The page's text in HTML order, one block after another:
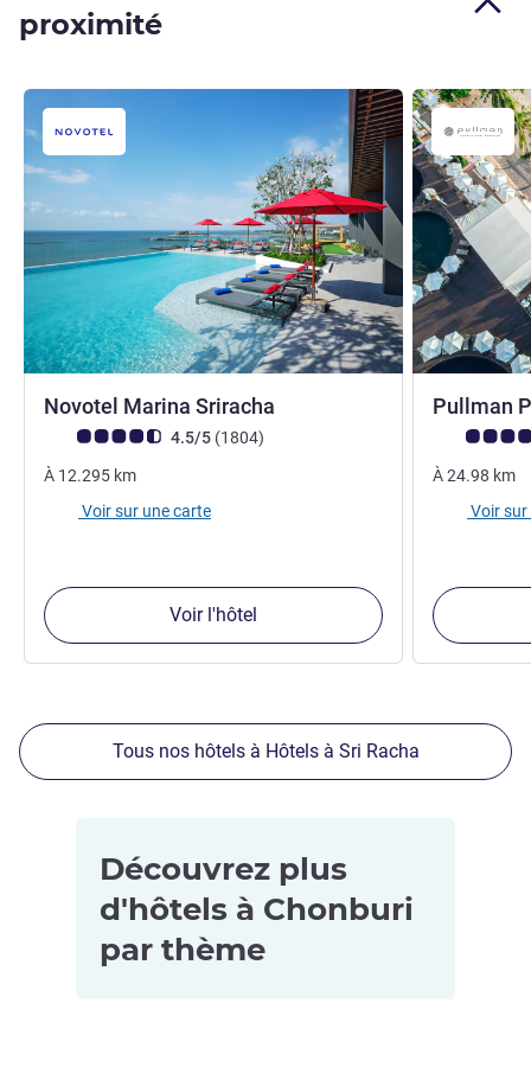
proximité
Novotel Marina Sriracha
Note Avis clients (Note ALL)
4.5/5 (1804avis
)
À 12.295 km
Voir sur une carte
Voir l'hôtel
Pullman
Note Avis
À24.98 km
Voir sur
Tous nos hôtels à Hôtels à Sri Racha
Découvrez plus
d'hôtels à Chonburi
par thème